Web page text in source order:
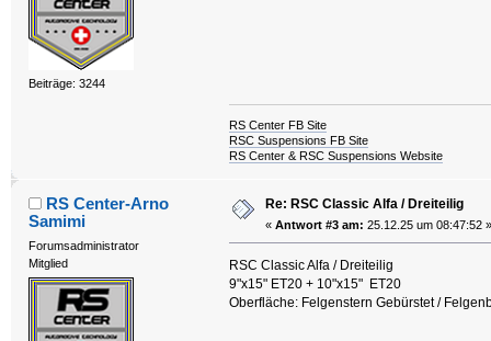
Beiträge: 3244
RS Center FB Site
RSC Suspensions FB Site
RS Center & RSC Suspensions Website
RS Center-Arno
Samimi
Forumsadministrator
Mitglied
Re: RSC Classic Alfa / Dreiteilig
« Antwort #3 am: 25.12.25 um 08:47:52 »
RSC Classic Alfa / Dreiteilig
9"x15" ET20 + 10"x15" ET20
Oberfläche: Felgenstern Gebürstet /